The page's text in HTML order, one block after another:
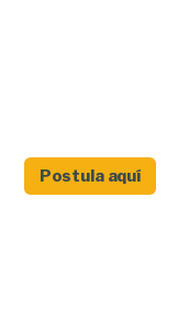
Postula aquí